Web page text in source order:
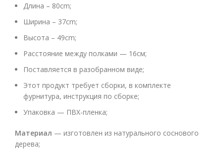
Длина – 80cm;
Ширина – 37cm;
Высота – 49cm;
Расстояние между полками — 16см;
Поставляется в разобранном виде;
Этот продукт требует сборки, в комплекте
фурнитура, инструкция по сборке;
Упаковка — ПВХ-пленка;
Материал — изготовлен из натурального соснового
дерева;